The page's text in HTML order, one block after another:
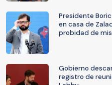
Presidente
en casa de
probidad de
Gobierno
registro de